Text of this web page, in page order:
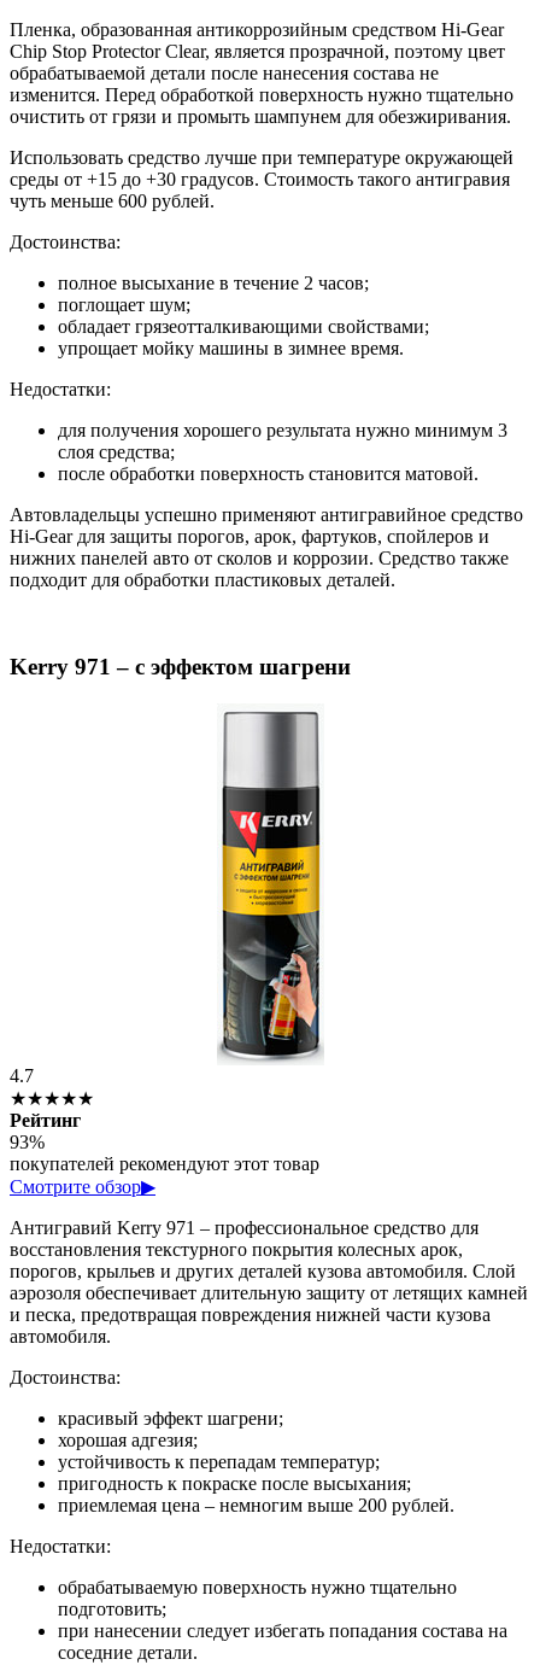
Пленка, образованная антикоррозийным средством Hi-Gear
Chip Stop Protector Clear, является прозрачной, поэтому цвет
обрабатываемой детали после нанесения состава не
изменится. Перед обработкой поверхность нужно тщательно
очистить от грязи и промыть шампунем для обезжиривания.
Использовать средство лучше при температуре окружающей
среды от +15 до +30 градусов. Стоимость такого антигравия
чуть меньше 600 рублей.
Достоинства:
полное высыхание в течение 2 часов;
поглощает шум;
обладает грязеотталкивающими свойствами;
упрощает мойку машины в зимнее время.
Недостатки:
для получения хорошего результата нужно минимум 3
слоя средства;
после обработки поверхность становится матовой.
Автовладельцы успешно применяют антигравийное средство
Hi-Gear для защиты порогов, арок, фартуков, спойлеров и
нижних панелей авто от сколов и коррозии. Средство также
подходит для обработки пластиковых деталей.
Kerry 971 – с эффектом шагрени
4.7
★★★★★
Рейтинг
93%
покупателей рекомендуют этот товар
Смотрите обзор▶
Антигравий Kerry 971 – профессиональное средство для
восстановления текстурного покрытия колесных арок,
порогов, крыльев и других деталей кузова автомобиля. Слой
аэрозоля обеспечивает длительную защиту от летящих камней
и песка, предотвращая повреждения нижней части кузова
автомобиля.
Достоинства:
красивый эффект шагрени;
хорошая адгезия;
устойчивость к перепадам температур;
пригодность к покраске после высыхания;
приемлемая цена – немногим выше 200 рублей.
Недостатки:
обрабатываемую поверхность нужно тщательно
подготовить;
при нанесении следует избегать попадания состава на
соседние детали.